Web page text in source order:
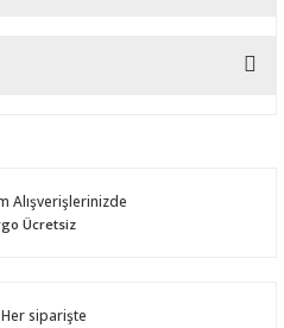
Alışverişlerinizde
Ücretsiz
Her siparişte